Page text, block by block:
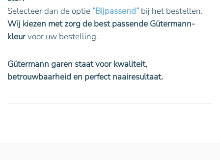
Selecteer dan de optie “Bijpassend” bij het bestellen.
Wij kiezen met zorg de best passende Gütermann-
kleurvoor uw bestelling.
Gütermann garen staat voor kwaliteit,
betrouwbaarheid en perfect naairesultaat.